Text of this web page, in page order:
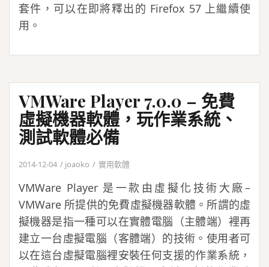
套件，可以在即將釋出的 Firefox 57 上繼續使
用。
VMWare Player 7.0.0 – 免費
虛擬機器軟體，玩作業系統、
測試軟體必備
2014-12-04 joaoko 實用軟體
VMWare Player 是一款由虛擬化技術大廠–
VMWare 所提供的免費虛擬機器軟體。所謂的虛
擬機器是指一種可以在實體電腦（主體端）裡再
建立一台虛擬電腦（客體端）的技術。使用者可
以在這台虛擬電腦裡安裝任何支援的作業系統，